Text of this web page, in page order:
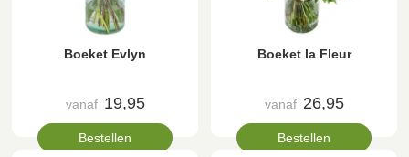
Boeket Evlyn
vanaf 19,95
Bestellen
Boeket la Fleur
vanaf 26,95
Bestellen